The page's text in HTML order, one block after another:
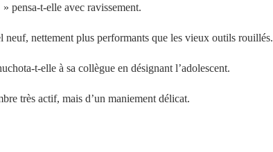
pensa-t-elle avec ravissement.
neuf, nettement plus performants que les vieux outils rouillés.
t-elle à sa collègue en désignant l’adolescent.
très actif, mais d’un maniement délicat.